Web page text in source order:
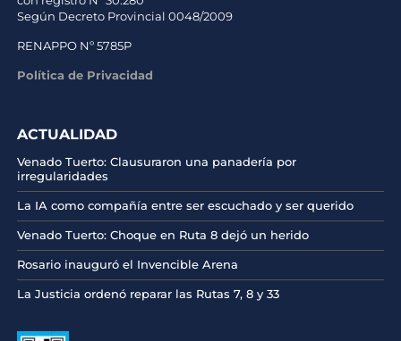
Según Decreto Provincial 0048/2009
RENAPPO Nº 5785P
Política de Privacidad
ACTUALIDAD
Venado Tuerto: Clausuraron una panadería por
irregularidades
La IA como compañía entre ser escuchado y ser querido
Venado Tuerto: Choque en Ruta 8 dejó un herido
Rosario inauguró el Invencible Arena
La Justicia ordenó reparar las Rutas 7, 8 y 33